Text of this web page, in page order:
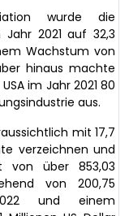
wurde die
2021 auf 32,3
Wachstum von
hinaus machte
im Jahr 2021 80
aus.
mit 17,7
verzeichnen und
von über 853,03
von 200,75
und einem